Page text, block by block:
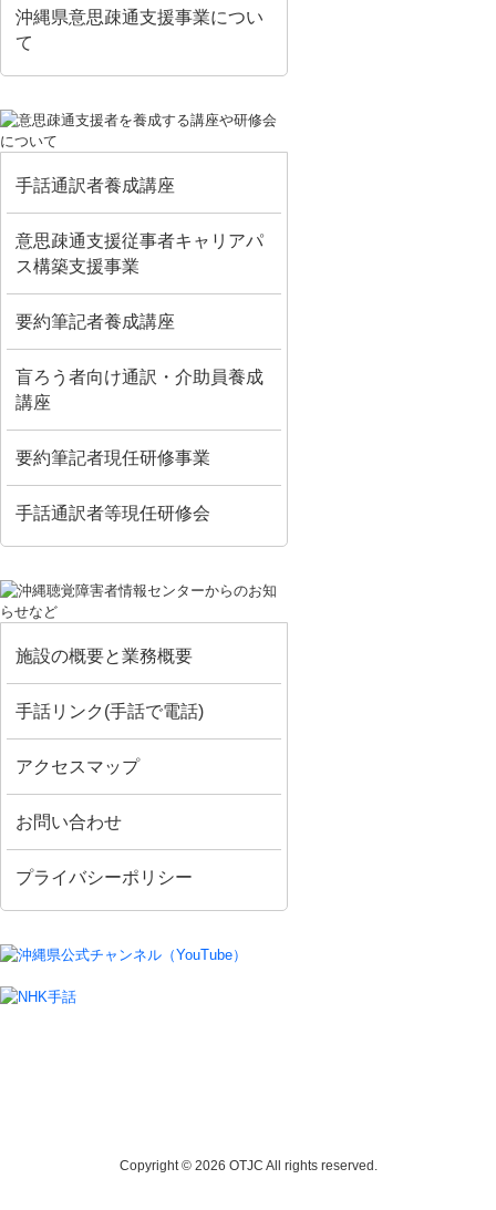
沖縄県意思疎通支援事業につい
て
手話通訳者養成講座
意思疎通支援従事者キャリアパ
ス構築支援事業
要約筆記者養成講座
盲ろう者向け通訳・介助員養成
講座
要約筆記者現任研修事業
手話通訳者等現任研修会
施設の概要と業務概要
手話リンク(手話で電話)
アクセスマップ
お問い合わせ
プライバシーポリシー
Copyright © 2026 OTJC All rights reserved.